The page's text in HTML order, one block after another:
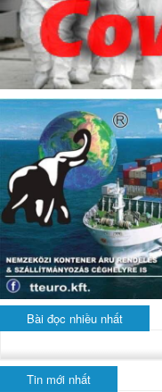
Bài đọc nhiều nhất
Tin mới nhất